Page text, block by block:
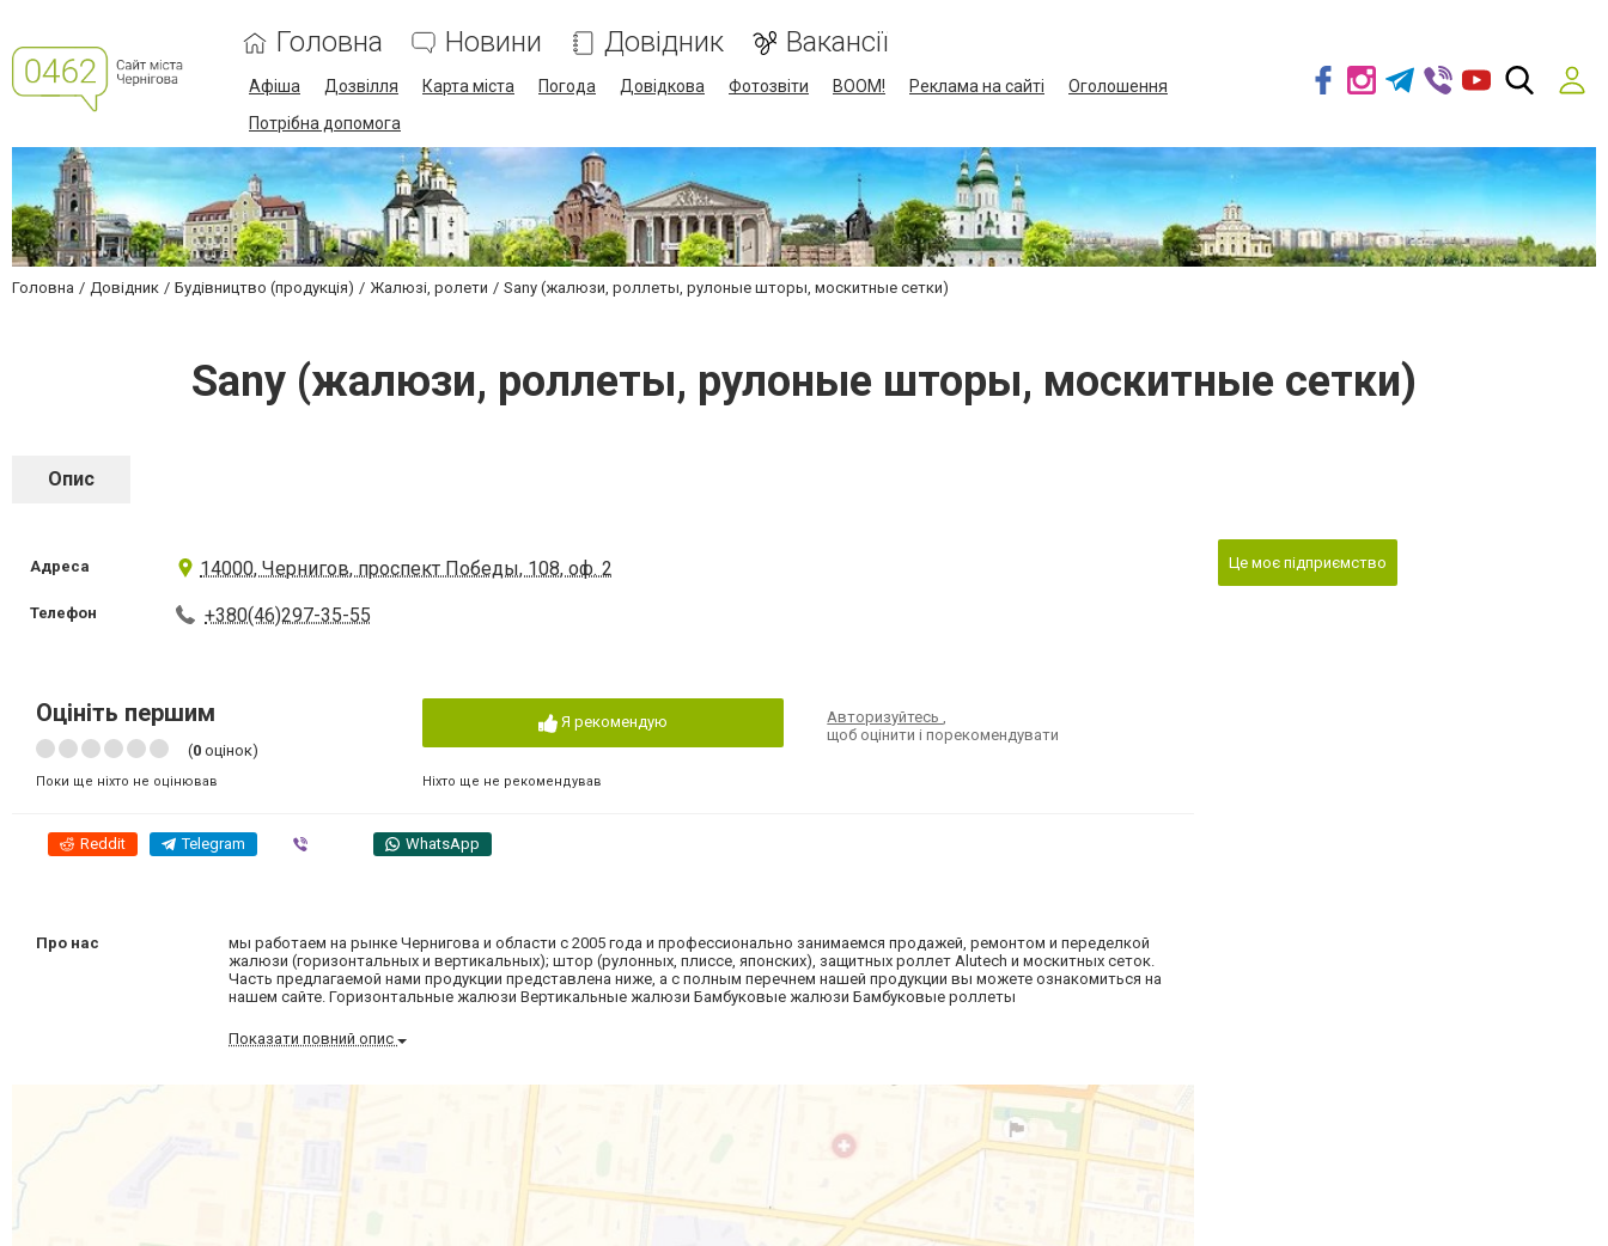
Головна Новини Довідник Вакансії
Афіша Дозвілля Карта міста Погода Довідкова Фотозвіти BOOM! Реклама на сайті
Оголошення
Потрібна допомога
Головна Довідник Будівництво (продукція) Жалюзі, ролети Sany (жалюзи, роллеты, рулоные шторы, москитные сетки)
Sany (жалюзи, роллеты, рулоные шторы, москитные сетки)
Опис
Адреса 14000, Чернигов, проспект Победы, 108, оф. 2
Телефон +380(46)297-35-55
Оцініть першим
(0 оцінок)
Поки ще ніхто не оцінював
Я рекомендую
Ніхто ще не рекомендував
Авторизуйтесь,
щоб оцінити і порекомендувати
Reddit Telegram WhatsApp
Про нас
мы работаем на рынке Чернигова и области с 2005 года и профессионально занимаемся продажей, ремонтом и переделкой
жалюзи (горизонтальных и вертикальных); штор (рулонных, плиссе, японских), защитных роллет Alutech и москитных сеток.
Часть предлагаемой нами продукции представлена ниже, а с полным перечнем нашей продукции вы можете ознакомиться на
нашем сайте. Горизонтальные жалюзи Вертикальные жалюзи Бамбуковые жалюзи Бамбуковые роллеты
Показати повний опис
Це моє підприємство